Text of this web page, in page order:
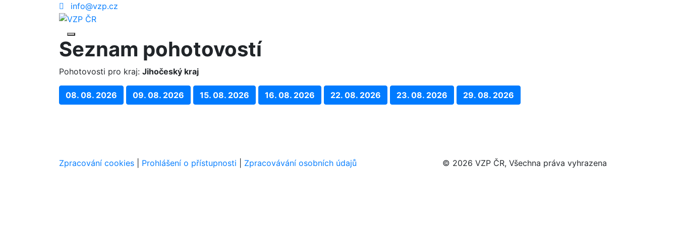
info@vzp.cz
Seznam pohotovostí
Pohotovosti pro kraj: Jihočeský kraj
08. 08. 2026 09. 08. 2026 15. 08. 2026 16. 08. 2026 22. 08. 2026 23. 08. 2026 29. 08. 2026
Zpracování cookies Prohlášení o přístupnosti Zpracovávání osobních údajů © 2026 VZP ČR, Všechna práva vyhrazena